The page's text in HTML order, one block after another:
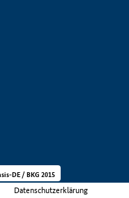
Datenschutzerklärung
DE / BKG 2015